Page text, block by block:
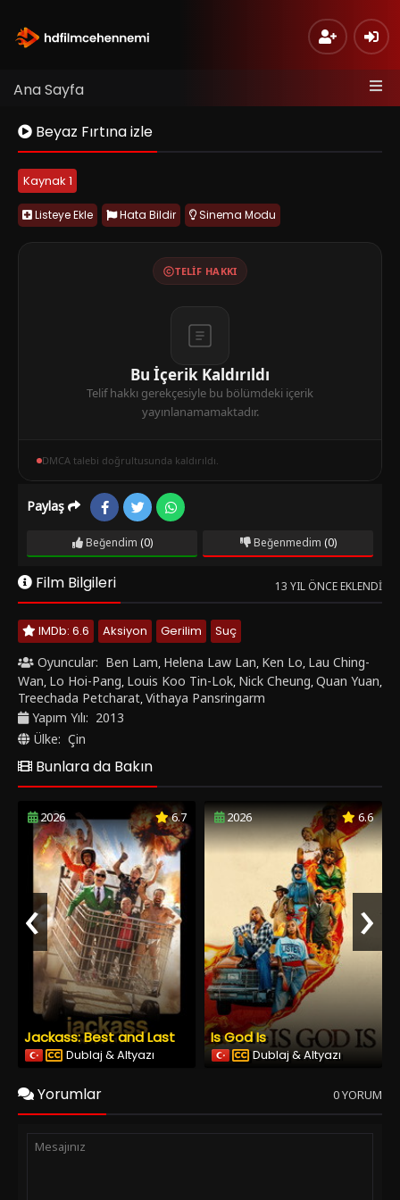
Ana Sayfa
Beyaz Fırtına izle
Kaynak 1
Listeye Ekle Hata Bildir Sinema Modu
TELIF HAKKI
Bu İçerik Kaldırıldı
Telif hakkı gerekçesiyle bu bölümdeki içerik
yayınlanamamaktadır.
DMCA talebi doğrultusunda kaldırıldı.
Paylaş
Beğendim (0) Beğenmedim (0)
Film Bilgileri 13 YIL ÖNCE EKLENDI
IMDb: 6.6 Aksiyon Gerilim
Suç
Oyuncular: Ben Lam, Helena Law Lan, Ken Lo, Lau Ching-
Wan, Lo Hoi-Pang, Louis Koo Tin-Lok, Nick Cheung,Quan Yuan,
Treechada Petcharat,Vithaya Pansringarm
Yapım Yılı: 2013
Ülke: Çin
Bunlara da Bakın
2026 6.7
Jackass: Best and Last
Dublaj & Altyazı
2026 6.6
Is God Is
Dublaj & Altyazı
‹ ›
Yorumlar 0 YORUM